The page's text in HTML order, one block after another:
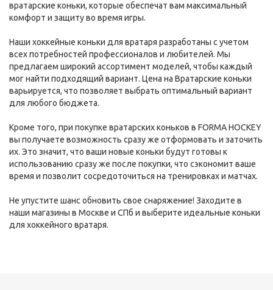
вратарские коньки, которые обеспечат вам максимальный
комфорт и защиту во время игры.
Наши хоккейные коньки для вратаря разработаны с учетом
всех потребностей профессионалов и любителей. Мы
предлагаем широкий ассортимент моделей, чтобы каждый
мог найти подходящий вариант. Цена на Вратарские коньки
варьируется, что позволяет выбрать оптимальный вариант
для любого бюджета.
Кроме того, при покупке вратарских коньков в FORMA HOCKEY
вы получаете возможность сразу же отформовать и заточить
их. Это значит, что ваши новые коньки будут готовы к
использованию сразу же после покупки, что сэкономит ваше
время и позволит сосредоточиться на тренировках и матчах.
Не упустите шанс обновить свое снаряжение! Заходите в
наши магазины в Москве и СПб и выберите идеальные коньки
для хоккейного вратаря.